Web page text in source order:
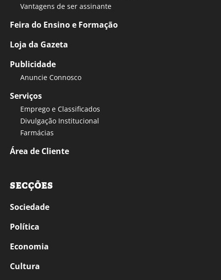
Vantagens de ser assinante
Feira do Ensino e Formação
Loja da Gazeta
Publicidade
Anuncie Connosco
Serviços
Emprego e Classificados
Divulgação Institucional
Farmácias
Área de Cliente
SECÇÕES
Sociedade
Política
Economia
Cultura